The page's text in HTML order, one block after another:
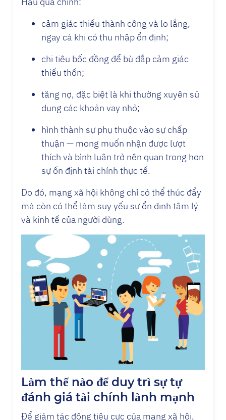
cảm giác thiếu thành công và lo lắng,
ngay cả khi có thu nhập ổn định;
chi tiêu bốc đồng để bù đắp cảm giác
thiếu thốn;
tăng nợ, đặc biệt là khi thường xuyên sử
dụng các khoản vay nhỏ;
hình thành sự phụ thuộc vào sự chấp
thuận — mong muốn nhận được lượt
thích và bình luận trở nên quan trọng hơn
sự ổn định tài chính thực tế.
Do đó, mạng xã hội không chỉ có thể thúc đẩy
mà còn có thể làm suy yếu sự ổn định tâm lý
và kinh tế của người dùng.
Làm thế nào để duy trì sự tự
đánh giá tài chính lành mạnh
Để giảm tác động tiêu cực của mạng xã hội,